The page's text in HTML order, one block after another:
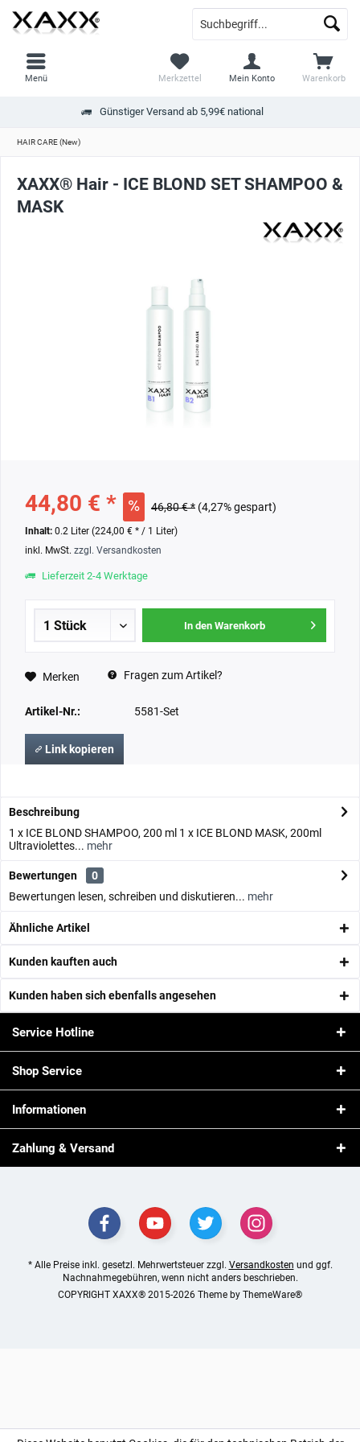
Günstiger Versand ab 5,99€ national
Warenkorb
Merkzettel Mein Konto
Menü
HAIR CARE (New)
XAXX® Hair - ICE BLOND SET SHAMPOO &
MASK
44,80 € * 46,80 € * (4,27% gespart)
Inhalt: 0.2 Liter (224,00 € * / 1 Liter)
inkl. MwSt. zzgl. Versandkosten
Lieferzeit 2-4 Werktage
In den Warenkorb
Merken Fragen zum Artikel?
Artikel-Nr.: 5581-Set
Link kopieren
Beschreibung
1 x ICE BLOND SHAMPOO, 200 ml 1 x ICE BLOND MASK, 200ml
Ultraviolettes... mehr
Bewertungen
0
Bewertungen lesen, schreiben und diskutieren... mehr
Ähnliche Artikel
Kunden kauften auch
Kunden haben sich ebenfalls angesehen
Service Hotline
Shop Service
Informationen
Zahlung & Versand
* Alle Preise inkl. gesetzl. Mehrwertsteuer zzgl. Versandkosten und ggf.
Nachnahmegebühren, wenn nicht anders beschrieben.
COPYRIGHT XAXX® 2015-2026 Theme by ThemeWare®